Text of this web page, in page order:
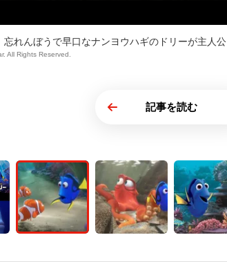
忘れんぼうで早口なナンヨウハギのドリーが主人公
All Rights Reserved.
記事を読む